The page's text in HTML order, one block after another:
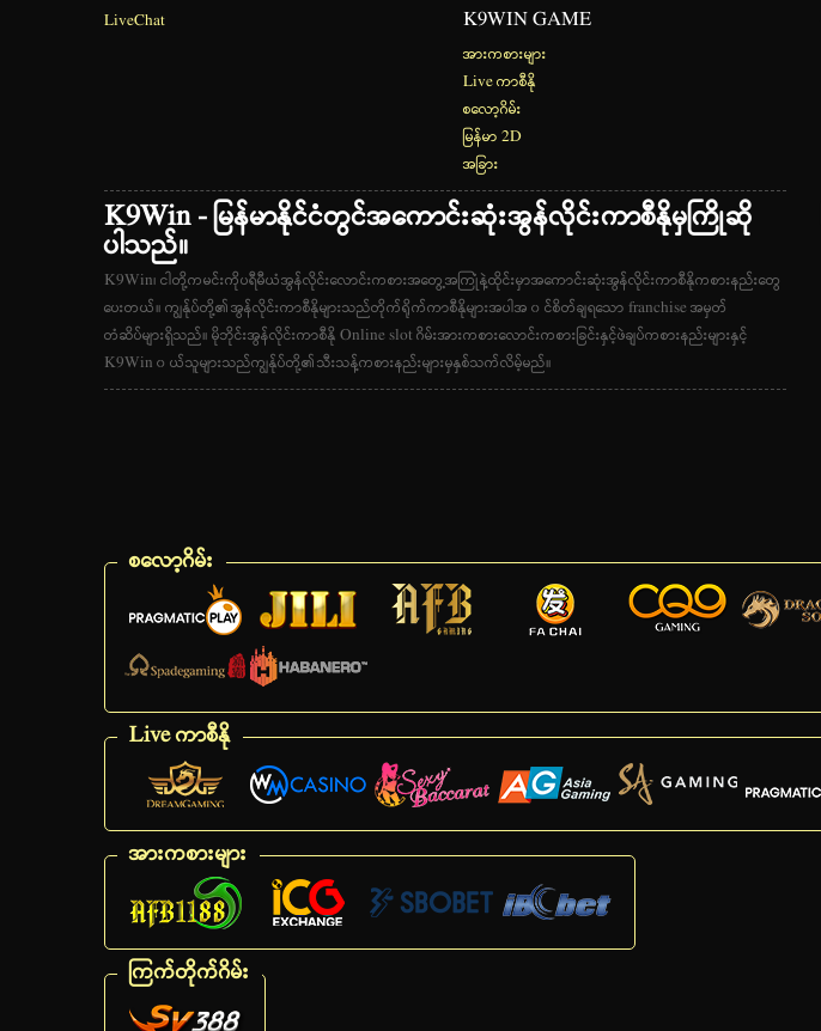
LiveChat K9WIN GAME
အားကစားများ
Live ကာစီနို
စလော့ဂိမ်း
မြန်မာ 2D
အခြား
K9Win - မြန်မာနိုင်ငံတွင်အကောင်းဆုံးအွန်လိုင်းကာစီနိုမှကြိုဆို
ပါသည်။
K9Win၊ ငါတို့ကမင်းကိုပရီမီယံအွန်လိုင်းလောင်းကစားအတွေ့အကြုံနဲ့ထိုင်းမှာအကောင်းဆုံးအွန်လိုင်းကာစီနိုကစားနည်းတွေ
ပေးတယ်။ ကျွန်ုပ်တို့၏အွန်လိုင်းကာစီနိုများသည်တိုက်ရိုက်ကာစီနိုများအပါအ ၀ င်စိတ်ချရသော franchise အမှတ်
တံဆိပ်များရှိသည်။ မိုဘိုင်းအွန်လိုင်းကာစီနို Online slot ဂိမ်းအားကစားလောင်းကစားခြင်းနှင့်ဖဲချပ်ကစားနည်းများနှင့်
K9Win ၀ ယ်သူများသည်ကျွန်ုပ်တို့၏သီးသန့်ကစားနည်းများမှနှစ်သက်လိမ့်မည်။
စလော့ဂိမ်း
Live ကာစီနို
အားကစားများ
ကြက်တိုက်ဂိမ်း